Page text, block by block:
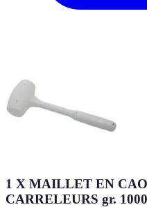
1 X MAILLET EN
CARRELEURS gr. 1000